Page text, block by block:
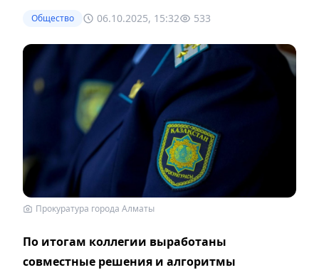
Общество 06.10.2025, 15:32 533
Прокуратура города Алматы
По итогам коллегии выработаны
совместные решения и алгоритмы